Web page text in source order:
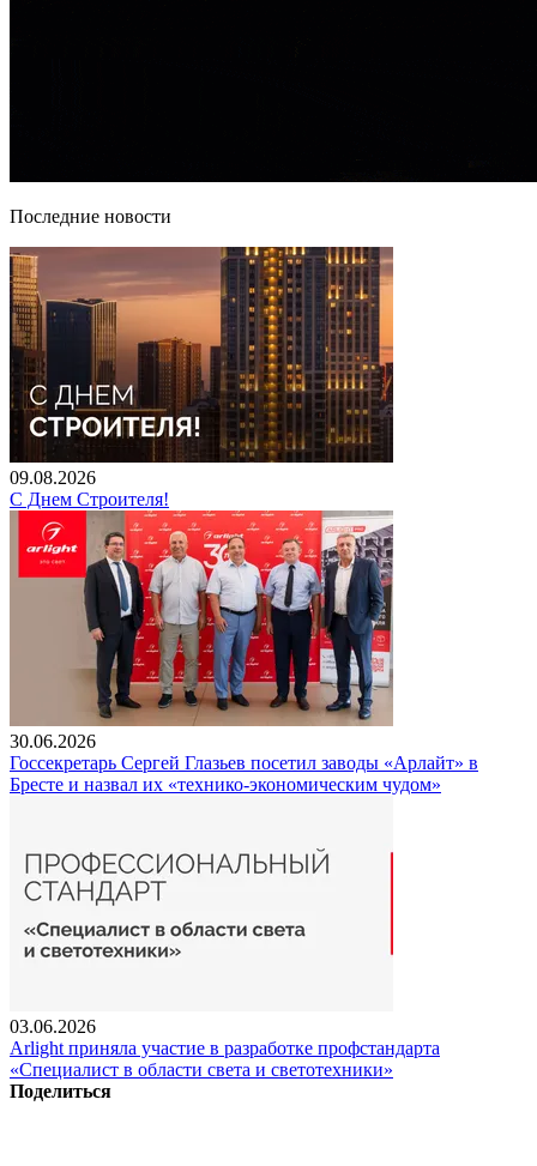
Последние новости
09.08.2026
С Днем Строителя!
30.06.2026
Госсекретарь Сергей Глазьев посетил заводы «Арлайт» в
Бресте и назвал их «технико-экономическим чудом»
03.06.2026
Arlight приняла участие в разработке профстандарта
«Специалист в области света и светотехники»
Поделиться